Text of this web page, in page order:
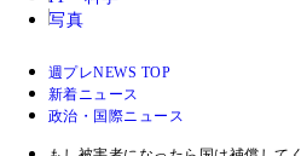
写真
週プレNEWS TOP
新着ニュース
政治・国際ニュース